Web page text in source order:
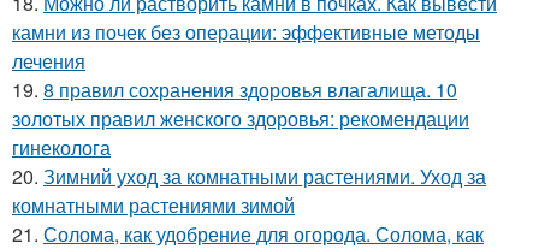
камни из почек без операции: эффективные методы
лечения
19. 8 правил сохранения здоровья влагалища. 10
золотых правил женского здоровья: рекомендации
гинеколога
20. Зимний уход за комнатными растениями. Уход за
комнатными растениями зимой
21. Солома, как удобрение для огорода. Солома, как